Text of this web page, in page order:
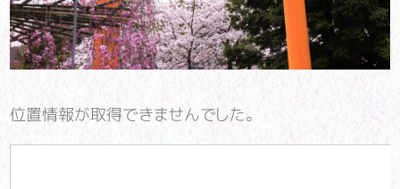
位置情報が取得できませんでした。